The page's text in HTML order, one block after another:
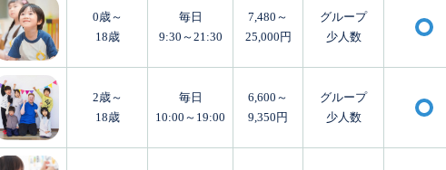
0歳～
18歳
毎日
9:30～21:30
7,480～
25,000円
グループ
少人数
2歳～
18歳
毎日
10:00～19:00
6,600～
9,350円
グループ
少人数